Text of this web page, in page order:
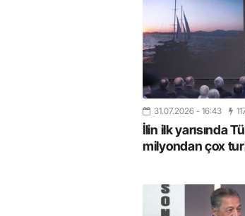
31.07.2026 - 16:43
İlin ilk yarısında
milyondan çox